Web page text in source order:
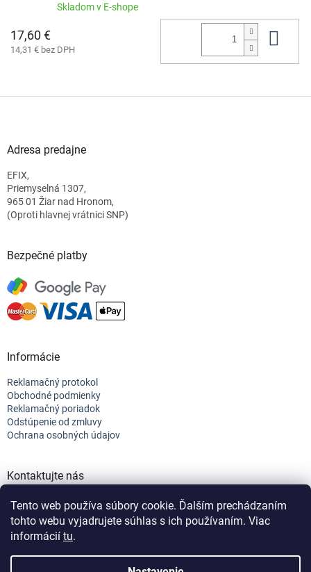
Tento web používa súbory cookie. Ďalším prechádzaním
tohto webu vyjadrujete súhlas s ich používaním. Viac
informácií tu.
Skladom v E-shope
17,60 €
14,31 € bez DPH
Adresa predajne
EFIX,
Priemyselná 1307,
965 01 Žiar nad Hronom,
(Oproti hlavnej vrátnici SNP)
Bezpečné platby
Informácie
Reklamačný protokol
Obchodné podmienky
Reklamačný poriadok
Odstúpenie od zmluvy
Ochrana osobných údajov
Kontaktujte nás
+421 944 682 154
info@efix.top